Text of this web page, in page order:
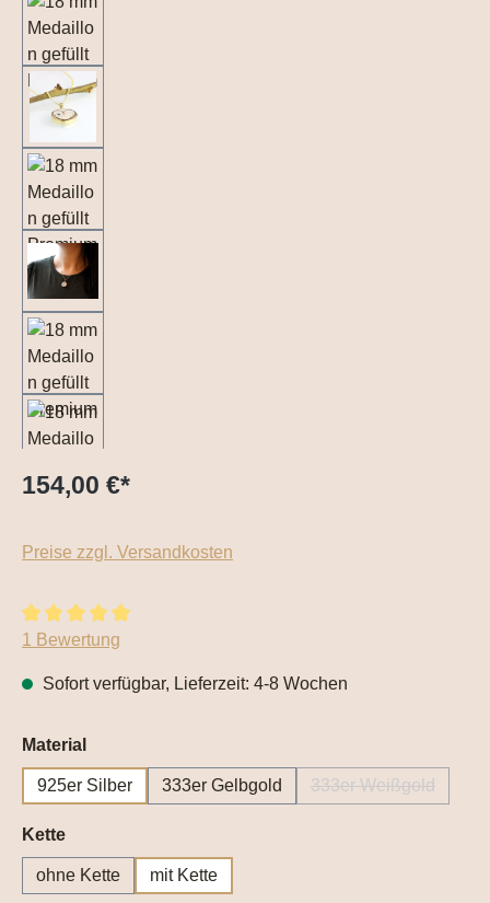
154,00 €*
Preise zzgl. Versandkosten
Durchschnittliche Bewertung von 5 von 5 Sternen
1 Bewertung
Sofort verfügbar, Lieferzeit: 4-8 Wochen
Materialauswählen
925er Silber 333er Gelbgold 333er Weißgold
(Diese Option
Ketteauswählen
ohne Kette mit Kette